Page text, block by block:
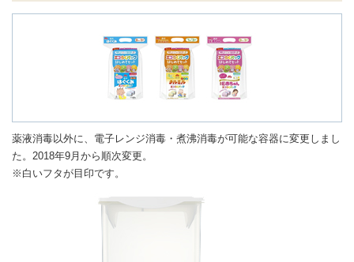
薬液消毒以外に、電子レンジ消毒・煮沸消毒が可能な容器に変更しまし
た。2018年9月から順次変更。
※白いフタが目印です。